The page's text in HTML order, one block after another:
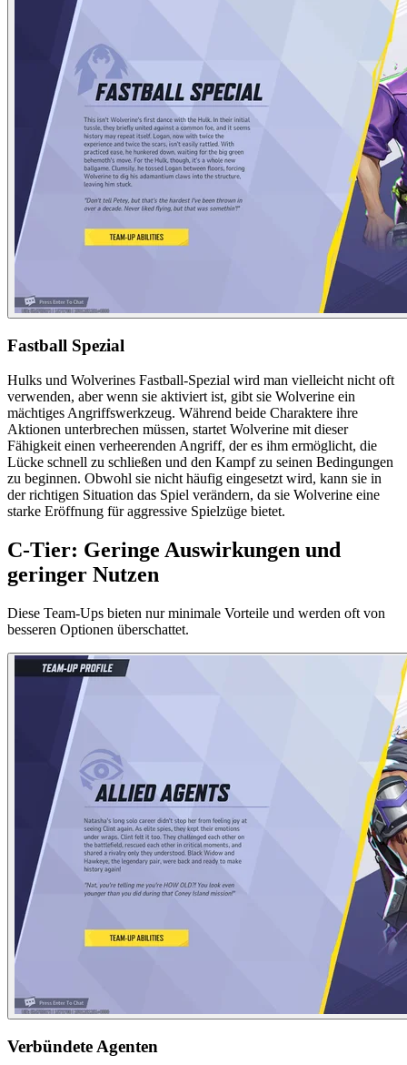
Fastball Spezial
Hulks und Wolverines Fastball-Spezial wird man vielleicht nicht oft
verwenden, aber wenn sie aktiviert ist, gibt sie Wolverine ein
mächtiges Angriffswerkzeug. Während beide Charaktere ihre
Aktionen unterbrechen müssen, startet Wolverine mit dieser
Fähigkeit einen verheerenden Angriff, der es ihm ermöglicht, die
Lücke schnell zu schließen und den Kampf zu seinen Bedingungen
zu beginnen. Obwohl sie nicht häufig eingesetzt wird, kann sie in
der richtigen Situation das Spiel verändern, da sie Wolverine eine
starke Eröffnung für aggressive Spielzüge bietet.
C-Tier: Geringe Auswirkungen und
geringer Nutzen
Diese Team-Ups bieten nur minimale Vorteile und werden oft von
besseren Optionen überschattet.
Verbündete Agenten